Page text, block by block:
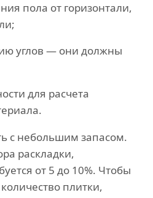
пола от горизонтали,
углов — они должны
для расчета
с небольшим запасом.
раскладки,
от 5 до 10%. Чтобы
плитки,